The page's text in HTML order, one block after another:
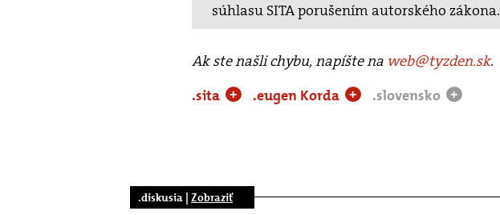
súhlasu SITA porušením autorského zákona.
Ak ste našli chybu, napíšte na web@tyzden.sk.
.sita
+ .eugen Korda + .slovensko +
.diskusia | Zobraziť